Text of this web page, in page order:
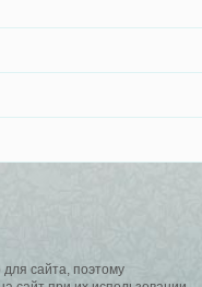
сайта, поэтому